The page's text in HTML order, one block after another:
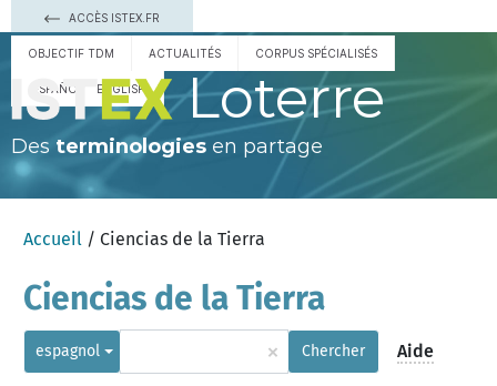
ACCÈS ISTEX.FR
OBJECTIF TDM ACTUALITÉS CORPUS SPÉCIALISÉS
ESPAÑOL ENGLISH Loterre
Des terminologies en partage
Accueil / Ciencias de la Tierra
Ciencias de la Tierra
espagnol × Chercher Aide